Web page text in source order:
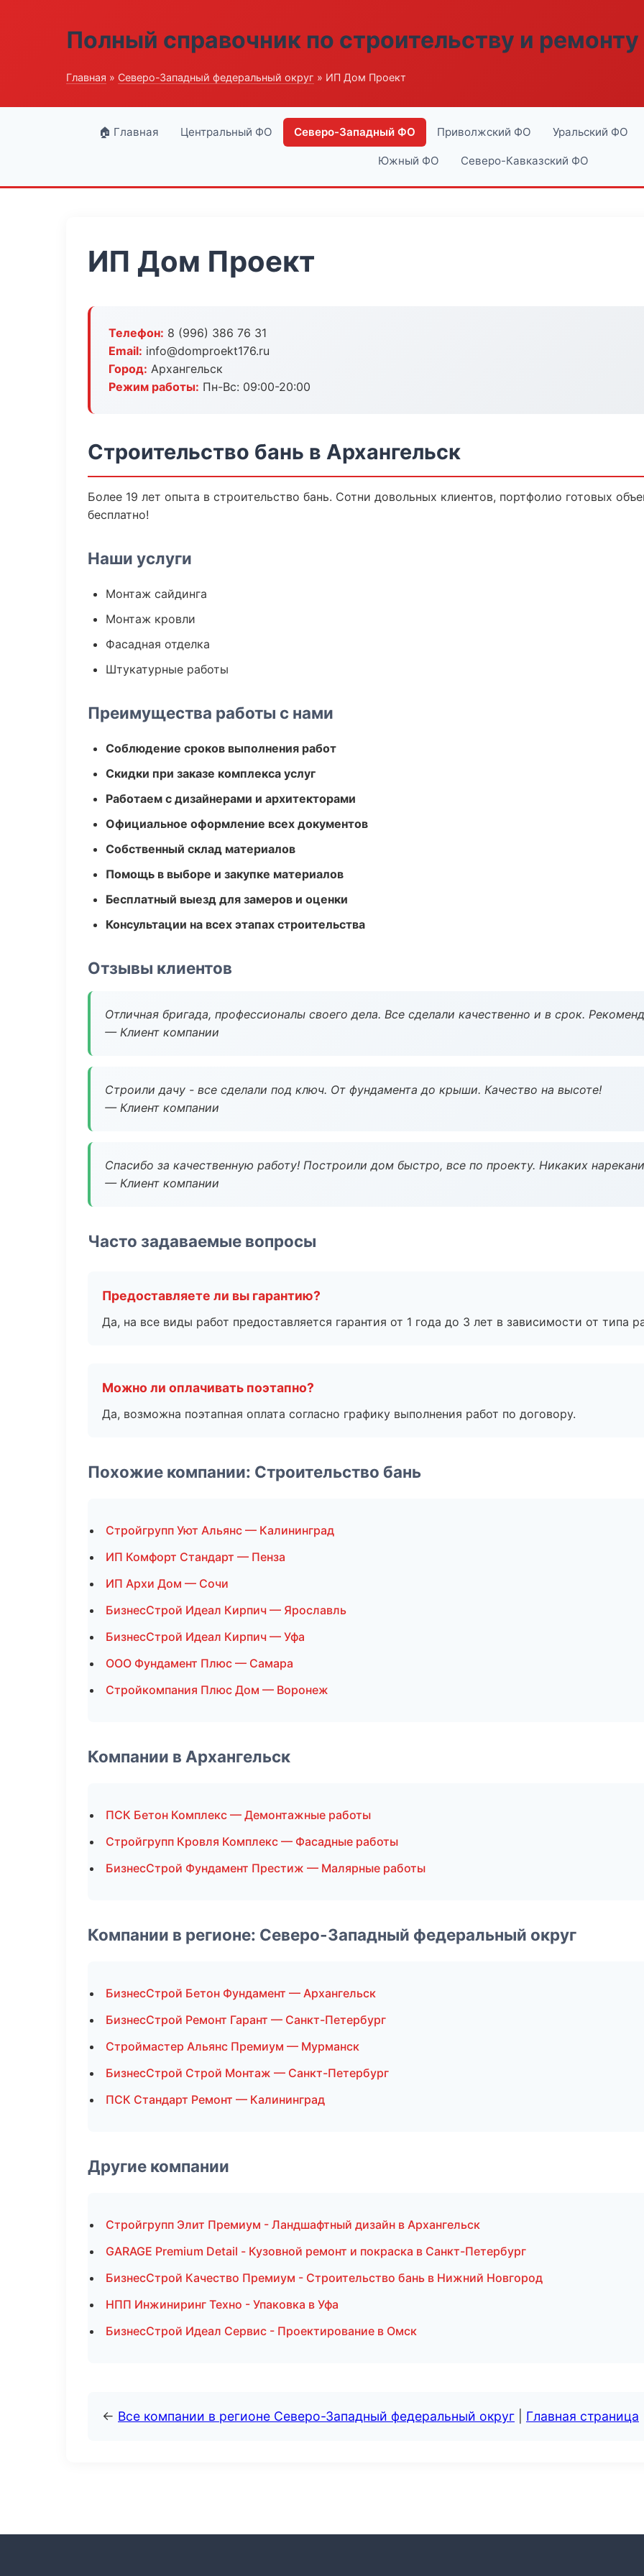
Полный справочник по строительству и ремонту
Главная » Северо-Западный федеральный округ » ИП Дом Проект
🏠 Главная Центральный ФО Северо-Западный ФО Приволжский ФО Уральский ФО
Южный ФО Северо-Кавказский ФО
ИП Дом Проект
Телефон: 8 (996) 386 76 31
Email: info@domproekt176.ru
Город: Архангельск
Режим работы: Пн-Вс: 09:00-20:00
Строительство бань в Архангельск
Более 19 лет опыта в строительство бань. Сотни довольных клиентов, портфолио готовых
бесплатно!
Наши услуги
Монтаж сайдинга
Монтаж кровли
Фасадная отделка
Штукатурные работы
Преимущества работы с нами
Соблюдение сроков выполнения работ
Скидки при заказе комплекса услуг
Работаем с дизайнерами и архитекторами
Официальное оформление всех документов
Собственный склад материалов
Помощь в выборе и закупке материалов
Бесплатный выезд для замеров и оценки
Консультации на всех этапах строительства
Отзывы клиентов
Отличная бригада, профессионалы своего дела. Все сделали качественно и в срок.
— Клиент компании
Строили дачу - все сделали под ключ. От фундамента до крыши. Качество на высоте!
— Клиент компании
Спасибо за качественную работу! Построили дом быстро, все по проекту. Никаких
— Клиент компании
Часто задаваемые вопросы
Предоставляете ли вы гарантию?
Да, на все виды работ предоставляется гарантия от 1 года до 3 лет в зависимости от типа
Можно ли оплачивать поэтапно?
Да, возможна поэтапная оплата согласно графику выполнения работ по договору.
Похожие компании: Строительство бань
Стройгрупп Уют Альянс — Калининград
ИП Комфорт Стандарт — Пенза
ИП Архи Дом — Сочи
БизнесСтрой Идеал Кирпич — Ярославль
БизнесСтрой Идеал Кирпич — Уфа
ООО Фундамент Плюс — Самара
Стройкомпания Плюс Дом — Воронеж
Компании в Архангельск
ПСК Бетон Комплекс — Демонтажные работы
Стройгрупп Кровля Комплекс — Фасадные работы
БизнесСтрой Фундамент Престиж — Малярные работы
Компании в регионе: Северо-Западный федеральный округ
БизнесСтрой Бетон Фундамент — Архангельск
БизнесСтрой Ремонт Гарант — Санкт-Петербург
Строймастер Альянс Премиум — Мурманск
БизнесСтрой Строй Монтаж — Санкт-Петербург
ПСК Стандарт Ремонт — Калининград
Другие компании
Стройгрупп Элит Премиум - Ландшафтный дизайн в Архангельск
GARAGE Premium Detail - Кузовной ремонт и покраска в Санкт-Петербург
БизнесСтрой Качество Премиум - Строительство бань в Нижний Новгород
НПП Инжиниринг Техно - Упаковка в Уфа
БизнесСтрой Идеал Сервис - Проектирование в Омск
← Все компании в регионе Северо-Западный федеральный округ Главная страница